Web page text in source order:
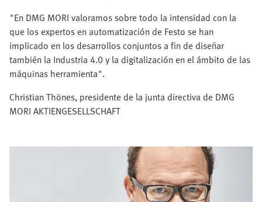
"En DMG MORI valoramos sobre todo la intensidad con la
que los expertos en automatización de Festo se han
implicado en los desarrollos conjuntos a fin de diseñar
también la Industria 4.0 y la digitalización en el ámbito de las
máquinas herramienta".
Christian Thönes, presidente de la junta directiva de DMG
MORI AKTIENGESELLSCHAFT